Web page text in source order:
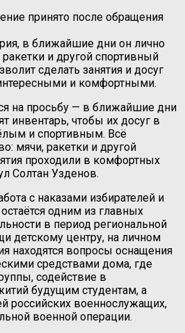
принято после обращения
в ближайшие дни он лично
и другой спортивный
сделать занятия и досуг
и комфортными.
на просьбу — в ближайшие дни
инвентарь, чтобы их досуг в
и спортивным. Всё
мячи, ракетки и другой
проходили в комфортных
Солтан Узденов.
с наказами избирателей и
одним из главных
в период региональной
детскому центру, на личном
находятся вопросы оснащения
средствами дома, где
содействие в
будущим студентам, а
российских военнослужащих,
военной операции.